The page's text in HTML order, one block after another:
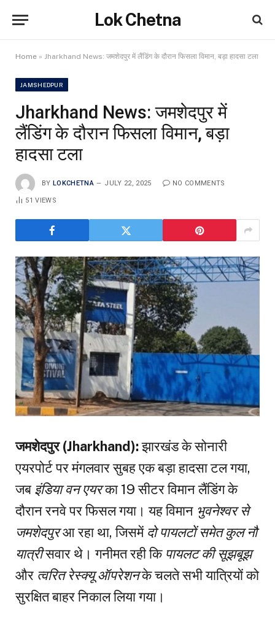
Lok Chetna
Home » Jharkhand News: जमशेदपुर में लैंडिंग के दौरान फिसला विमान, बड़ा हादसा टला
JAMSHEDPUR
Jharkhand News: जमशेदपुर में
लैंडिंग के दौरान फिसला विमान, बड़ा
हादसा टला
BY LOKCHETNA JULY 22, 2025 NO COMMENTS
51VIEWS
जमशेदपुर (Jharkhand):झारखंड के सोनारी
एयरपोर्ट पर मंगलवार सुबह एक बड़ा हादसा टल गया,
जब इंडिया वन एयरका 19 सीटर विमान लैंडिंग के
दौरान रनवे पर फिसल गया। यह विमान भुवनेश्वर से
जमशेदपुरआ रहा था, जिसमें दो पायलटों समेत कुल नौ
यात्रीसवार थे। गनीमत रही कि पायलट की सूझबूझ
और त्वरित रेस्क्यू ऑपरेशनके चलते सभी यात्रियों को
सुरक्षित बाहर निकाल लिया गया।